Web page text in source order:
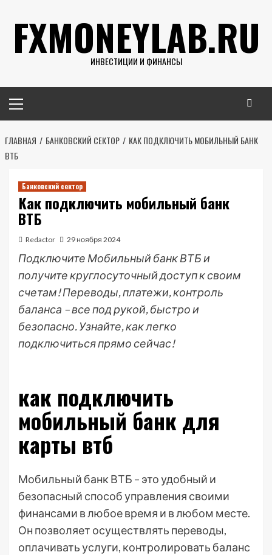
содержимому
FXMONEYLAB.RU
ИНВЕСТИЦИИ И ФИНАНСЫ
меню
ГЛАВНАЯ БАНКОВСКИЙ СЕКТОР
КАК ПОДКЛЮЧИТЬ МОБИЛЬНЫЙ БАНК
ВТБ
Банковский сектор
Как подключить мобильный банк
ВТБ
Redactor 29 ноября 2024
Подключите Мобильный банк ВТБ и
получите круглосуточный доступ к своим
счетам! Переводы, платежи, контроль
баланса – все под рукой, быстро и
безопасно. Узнайте, как легко
подключиться прямо сейчас!
как подключить
мобильный банк для
карты втб
Мобильный банк ВТБ – это удобный и
безопасный способ управления своими
финансами в любое время и в любом месте.
Он позволяет осуществлять переводы,
оплачивать услуги, контролировать баланс